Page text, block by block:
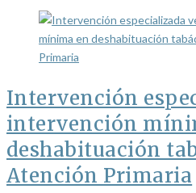
Intervención
intervención
deshabituación
Atención Primaria